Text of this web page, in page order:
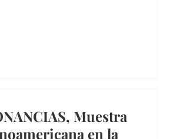
Muestra
en la